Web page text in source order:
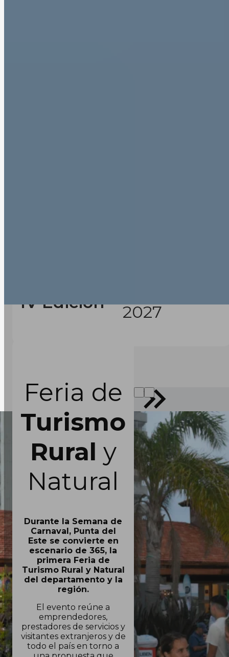
IV Edición
2027
Feria de
Turismo
Rural y
Natural
Durante la Semana de
Carnaval, Punta del
Este se convierte en
escenario de 365, la
primera Feria de
Turismo Rural y Natural
del departamento y la
región.
El evento reúne a
emprendedores,
prestadores de servicios y
visitantes extranjeros y de
todo el país en torno a